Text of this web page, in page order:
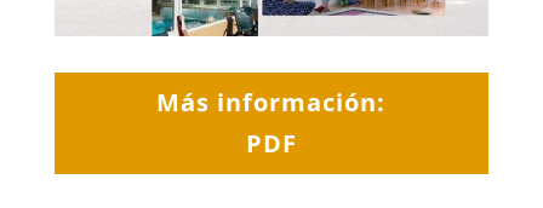
Más información:
PDF